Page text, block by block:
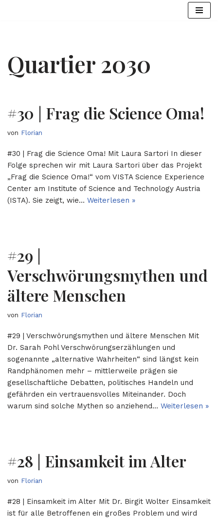
Quartier 2030
#30 | Frag die Science Oma!
von Florian
#30 | Frag die Science Oma! Mit Laura Sartori In dieser
Folge sprechen wir mit Laura Sartori über das Projekt
„Frag die Science Oma!“ vom VISTA Science Experience
Center am Institute of Science and Technology Austria
(ISTA). Sie zeigt, wie… Weiterlesen »
#29 |
Verschwörungsmythen und
ältere Menschen
von Florian
#29 | Verschwörungsmythen und ältere Menschen Mit
Dr. Sarah Pohl Verschwörungserzählungen und
sogenannte „alternative Wahrheiten“ sind längst kein
Randphänomen mehr – mittlerweile prägen sie
gesellschaftliche Debatten, politisches Handeln und
gefährden ein vertrauensvolles Miteinander. Doch
warum sind solche Mythen so anziehend… Weiterlesen »
#28 | Einsamkeit im Alter
von Florian
#28 | Einsamkeit im Alter Mit Dr. Birgit Wolter Einsamkeit
ist für alle Betroffenen ein großes Problem und wird